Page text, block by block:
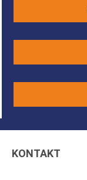
KONTAKT